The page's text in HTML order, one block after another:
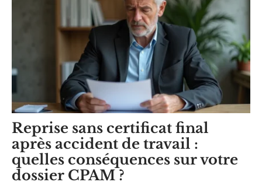
Reprise sans certificat final
après accident de travail :
quelles conséquences sur votre
dossier CPAM ?